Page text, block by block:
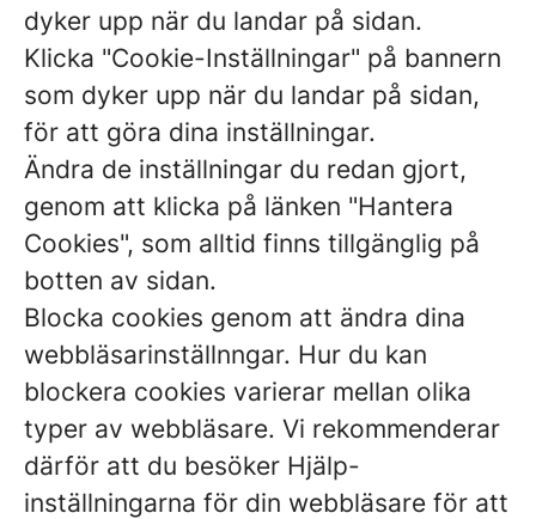
dyker upp när du landar på sidan.
Klicka "Cookie-Inställningar" på bannern
som dyker upp när du landar på sidan,
för att göra dina inställningar.
Ändra de inställningar du redan gjort,
genom att klicka på länken "Hantera
Cookies", som alltid finns tillgänglig på
botten av sidan.
Blocka cookies genom att ändra dina
webbläsarinställnngar. Hur du kan
blockera cookies varierar mellan olika
typer av webbläsare. Vi rekommenderar
därför att du besöker Hjälp-
inställningarna för din webbläsare för att